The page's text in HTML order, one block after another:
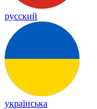
русский
українська